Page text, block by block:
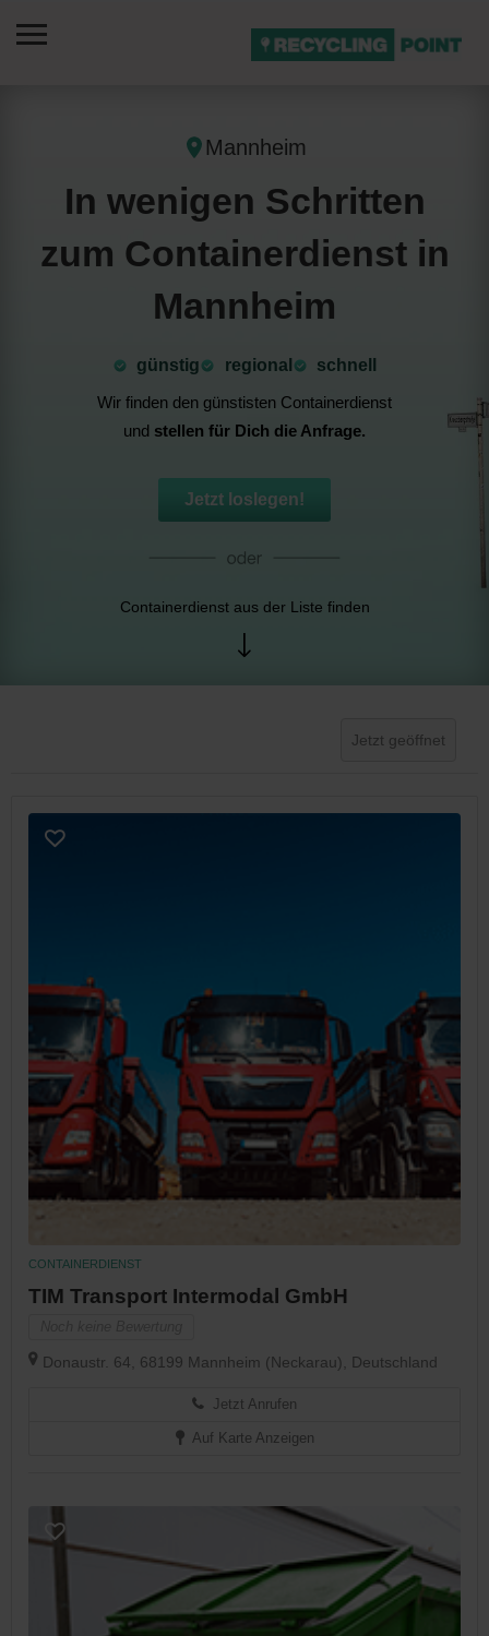
Mannheim
In wenigen Schritten
zum Containerdienst in
Mannheim
günstig ⁠regional
schnell
Wir finden den günstisten Containerdienst
und stellen für Dich die Anfrage.
Jetzt loslegen!
Containerdienst aus der Liste finden
Jetzt geöffnet
CONTAINERDIENST
TIM Transport Intermodal GmbH
Donaustr. 64, 68199 Mannheim (Neckarau), Deutschland
Jetzt Anrufen
Auf Karte Anzeigen